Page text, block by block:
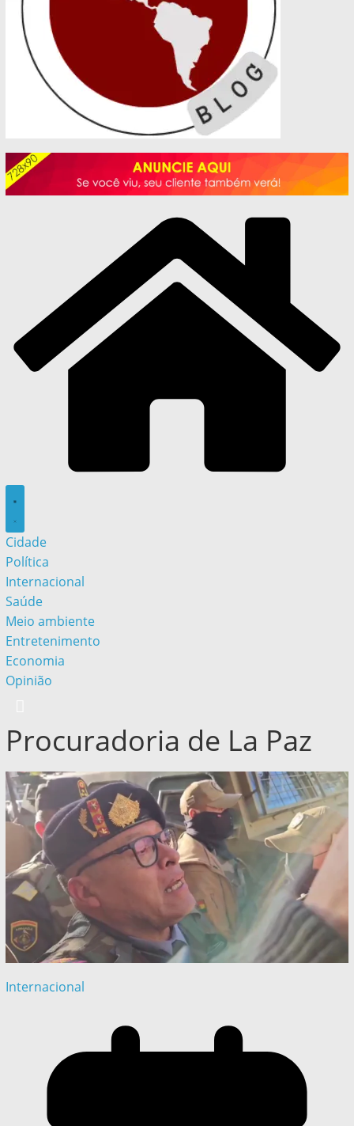
Cidade
Política
Internacional
Saúde
Meio ambiente
Entretenimento
Economia
Opinião
Procuradoria de La Paz
Internacional